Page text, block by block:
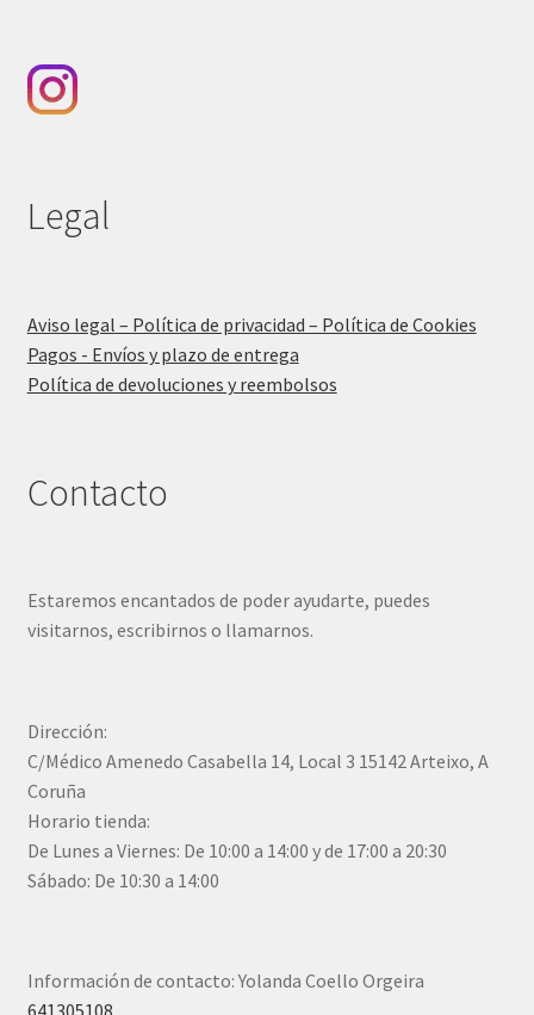
Legal
Aviso legal – Política de privacidad – Política de Cookies
Pagos - Envíos y plazo de entrega
Política de devoluciones y reembolsos
Contacto
Estaremos encantados de poder ayudarte, puedes
visitarnos, escribirnos o llamarnos.
Dirección:
C/Médico Amenedo Casabella 14, Local 3 15142 Arteixo, A
Coruña
Horario tienda:
De Lunes a Viernes: De 10:00 a 14:00 y de 17:00 a 20:30
Sábado: De 10:30 a 14:00
Información de contacto: Yolanda Coello Orgeira
641305108